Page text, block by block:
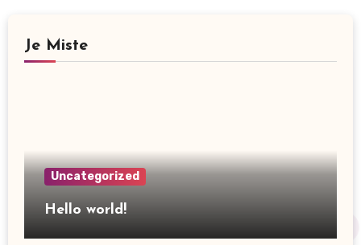
Je Miste
Uncategorized
Hello world!